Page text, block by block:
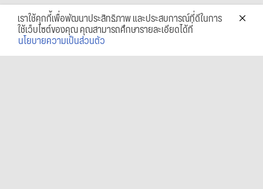
เราใช้คุกกี้เพื่อพัฒนาประสิทธิภาพ และประสบการณ์ที่ดีในการ
ใช้เว็บไซต์ของคุณ คุณสามารถศึกษารายละเอียดได้ที่
นโยบายความเป็นส่วนตัว